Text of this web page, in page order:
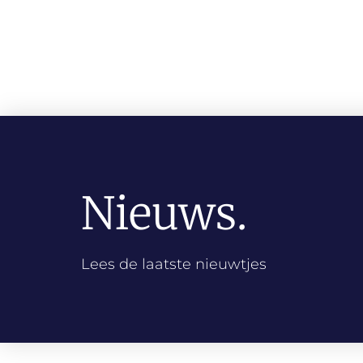
Nieuws.
Lees de laatste nieuwtjes